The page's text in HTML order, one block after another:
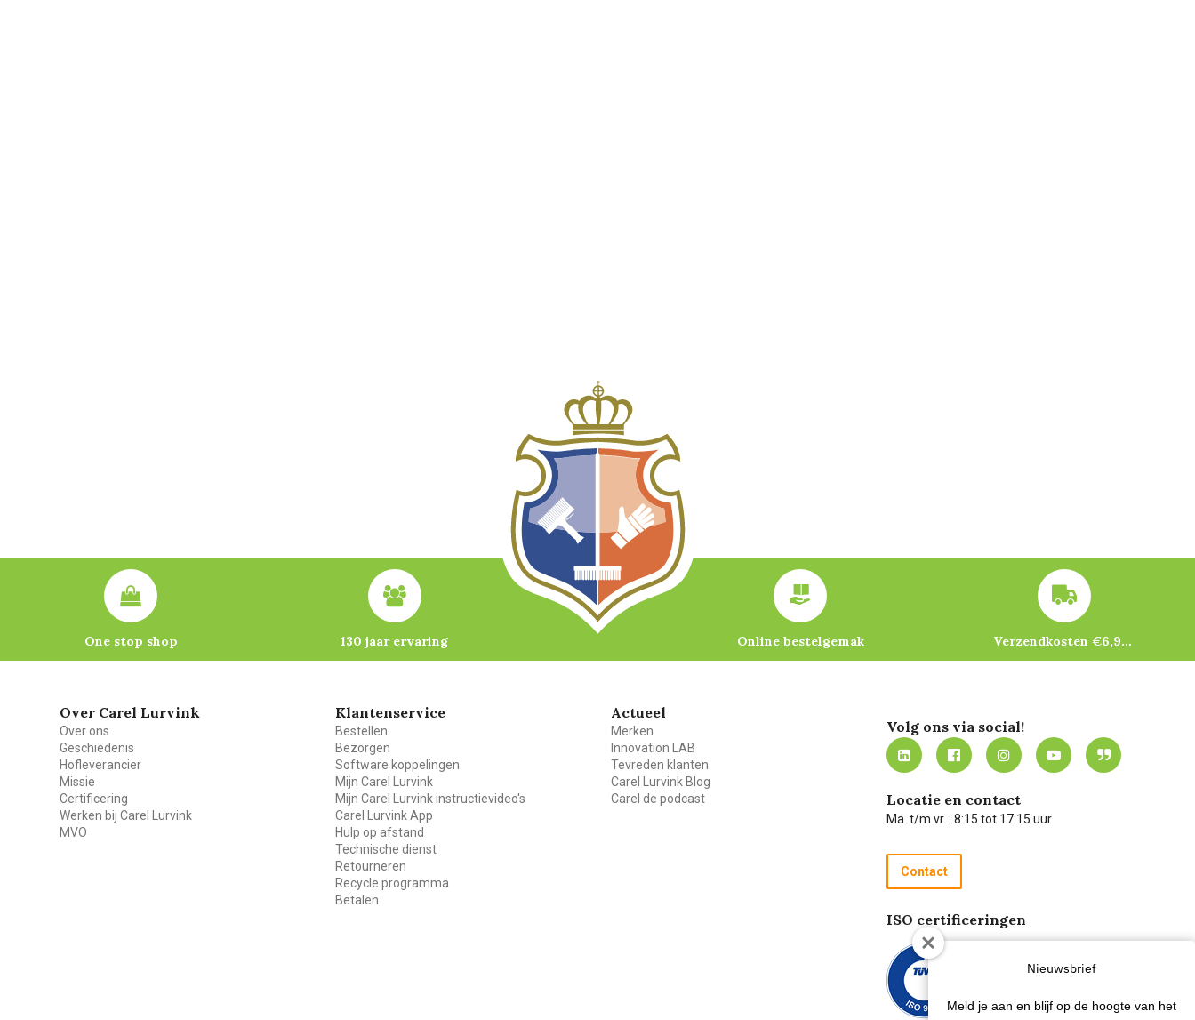
One stop shop 130 jaar ervaring Online bestelgemak Verzendkosten €6,95 – gratis bij je eerste bestelling vanaf €200
Over Carel Lurvink
Over ons
Geschiedenis
Hofleverancier
Missie
Certificering
Werken bij Carel Lurvink
MVO
Klantenservice
Bestellen
Bezorgen
Software koppelingen
Mijn Carel Lurvink
Mijn Carel Lurvink instructievideo's
Carel Lurvink App
Hulp op afstand
Technische dienst
Retourneren
Recycle programma
Betalen
Actueel
Merken
Innovation LAB
Tevreden klanten
Carel Lurvink Blog
Carel de podcast
Volg ons via social!
Locatie en contact
Ma. t/m vr. : 8:15 tot 17:15 uur
Contact
ISO certificeringen
Nieuwsbrief
Meld je aan en blijf op de hoogte van het